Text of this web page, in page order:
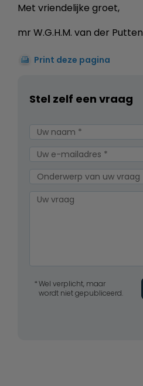
Met vriendelijke groet,
mr W.G.H.M. van der Putten
Print deze pagina
Stel zelf een vraag
Wel verplicht, maar
wordt niet gepubliceerd.